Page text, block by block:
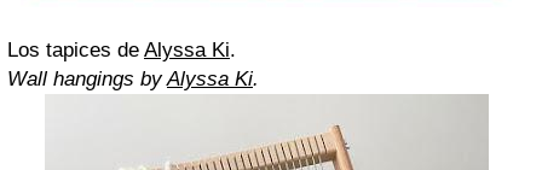
Los tapices de Alyssa Ki.
Wall hangings byAlyssa Ki.